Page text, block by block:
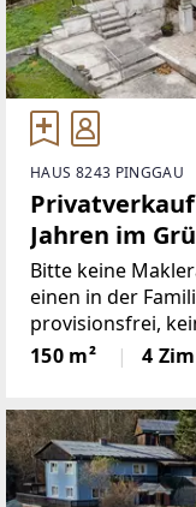
HAUS 8243 PINGGAU
Privatverkauf
Jahren im
idyllischen
Bitte keine
einen in der
provisionsfrei,
“8243 Pinggau,
manchen
150 m² 4